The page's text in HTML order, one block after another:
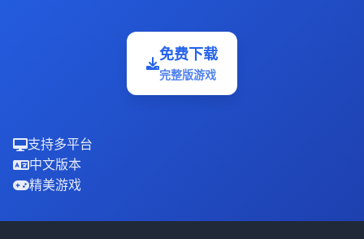
免费下载
完整版游戏
支持多平台
中文版本
精美游戏